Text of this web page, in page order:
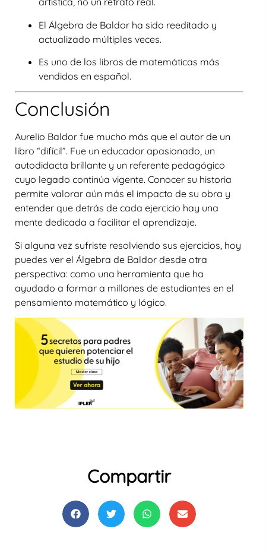
El Álgebra de Baldor ha sido reeditado y
actualizado múltiples veces.
Es uno de los libros de matemáticas más
vendidos en español.
Conclusión
Aurelio Baldor fue mucho más que el autor de un
libro “difícil”. Fue un educador apasionado, un
autodidacta brillante y un referente pedagógico
cuyo legado continúa vigente. Conocer su historia
permite valorar aún más el impacto de su obra y
entender que detrás de cada ejercicio hay una
mente dedicada a facilitar el aprendizaje.
Si alguna vez sufriste resolviendo sus ejercicios, hoy
puedes ver el Álgebra de Baldor desde otra
perspectiva: como una herramienta que ha
ayudado a formar a millones de estudiantes en el
pensamiento matemático y lógico.
Compartir